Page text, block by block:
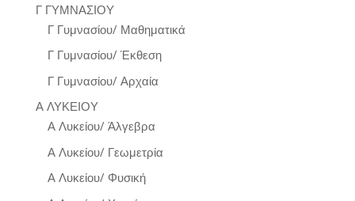
Γ ΓΥΜΝΑΣΙΟΥ
Γ Γυμνασίου/ Μαθηματικά
Γ Γυμνασίου/ Έκθεση
Γ Γυμνασίου/ Αρχαία
Α ΛΥΚΕΙΟΥ
Α Λυκείου/ Άλγεβρα
Α Λυκείου/ Γεωμετρία
Α Λυκείου/ Φυσική